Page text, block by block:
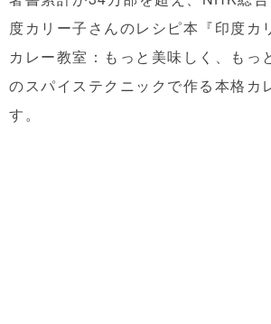
度カリー子さんのレシピ本『印度カ
カレー教室：もっと美味しく、もっ
のスパイステクニックで作る本格カ
す。